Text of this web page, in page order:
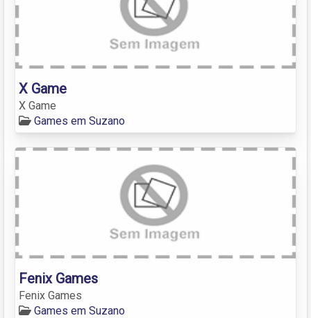
X Game
X Game
Games em Suzano
Fenix Games
Fenix Games
Games em Suzano